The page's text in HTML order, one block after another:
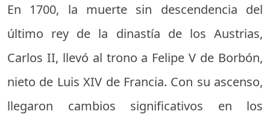
En 1700, la muerte sin descendencia del
último rey de la dinastía de los Austrias,
Carlos II, llevó al trono a Felipe V de Borbón,
nieto de Luis XIV de Francia. Con su ascenso,
llegaron cambios significativos en los